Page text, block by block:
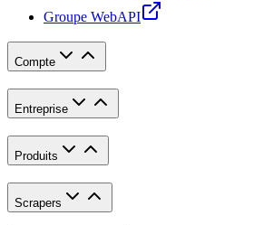
Groupe WebAPI
Compte
Entreprise
Produits
Scrapers